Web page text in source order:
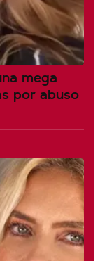
mega
por abuso